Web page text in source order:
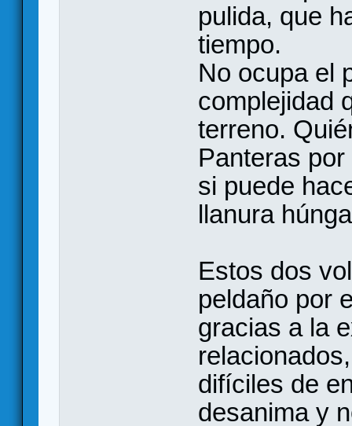
pulida, que
tiempo.
No ocupa el
complejidad
terreno.
Panteras
si puede
llanura
Estos dos
peldaño por
gracias a la
difíciles de
desanima y